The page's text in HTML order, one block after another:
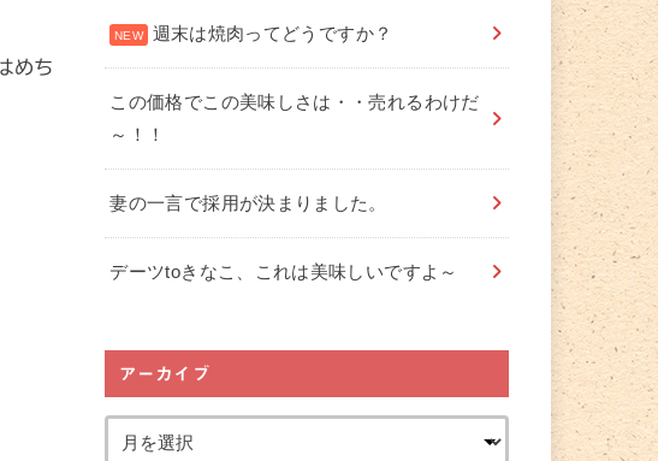
めち
週末は焼肉ってどうですか？
この価格でこの美味しさは・・売れるわけだ
～！！
妻の一言で採用が決まりました。
デーツtoきなこ、これは美味しいですよ～
アーカイブ